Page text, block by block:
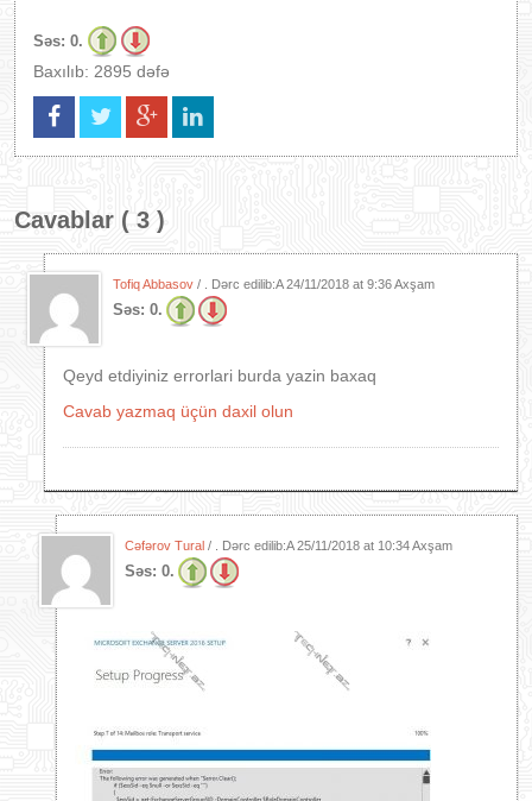
Səs: 0.
Baxılıb: 2895 dəfə
Cavablar ( 3 )
Tofiq Abbasov / . Dərc edilib:A24/11/2018 at 9:36 Axşam
Səs: 0.
Qeyd etdiyiniz errorlari burda yazin baxaq
Cavab yazmaq üçün daxil olun
Cəfərov Tural / . Dərc edilib:A25/11/2018 at 10:34 Axşam
Səs: 0.